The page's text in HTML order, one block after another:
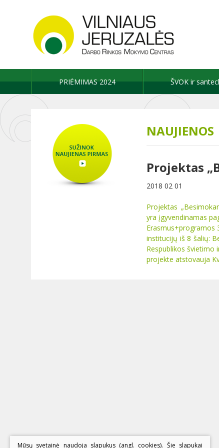
PRIĖMIMAS 2024 ŠVOK ir
NAUJIENOS
Projektas
2018 02 01
Projektas
yra įgyvendinamas
Erasmus+programos
institucijų iš 8 šalių:
Respublikos švietimo
projekte atstovauja
Mūsų svetainė naudoja slapukus (angl. cookies). Šie slapukai